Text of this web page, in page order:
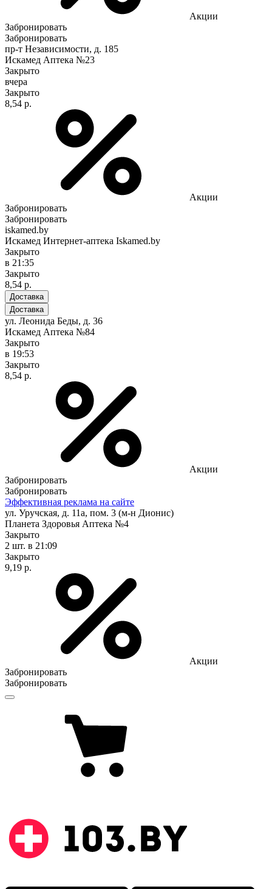
Акции
Забронировать
Забронировать
пр-т Независимости, д. 185
Искамед Аптека №23
Закрыто
вчера
Закрыто
8,54 р.
Акции
Забронировать
Забронировать
iskamed.by
Искамед Интернет-аптека Iskamed.by
Закрыто
в 21:35
Закрыто
8,54 р.
Доставка
Доставка
ул. Леонида Беды, д. 36
Искамед Аптека №84
Закрыто
в 19:53
Закрыто
8,54 р.
Акции
Забронировать
Забронировать
Эффективная реклама на сайте
ул. Уручская, д. 11а, пом. 3 (м-н Дионис)
Планета Здоровья Аптека №4
Закрыто
2 шт. в 21:09
Закрыто
9,19 р.
Акции
Забронировать
Забронировать